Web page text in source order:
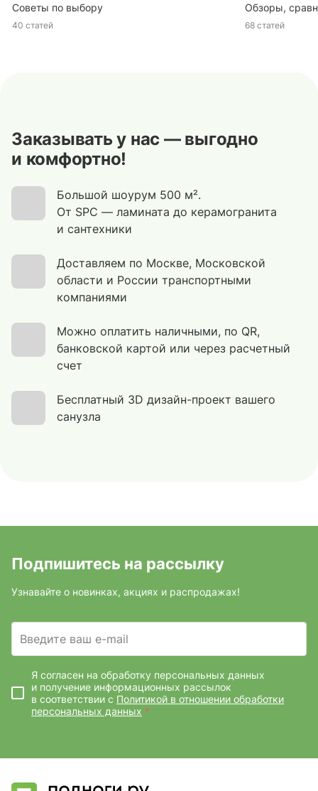
Советы по выбору
40 статей
Обзоры,
68 статей
Заказывать у нас — выгодно
и комфортно!
Большой шоурум 500 м².
От SPC — ламината до керамогранита
и сантехники
Доставляем по Москве, Московской
области и России транспортными
компаниями
Можно оплатить наличными, по QR,
банковской картой или через расчетный
счет
Бесплатный 3D дизайн-проект вашего
санузла
Подпишитесь на рассылку
Узнавайте о новинках, акциях и распродажах!
Введите ваш e-mail
Я согласен на обработку персональных данных
и получение информационных рассылок
в соответствии с Политикой в отношении обработки
персональных данных *